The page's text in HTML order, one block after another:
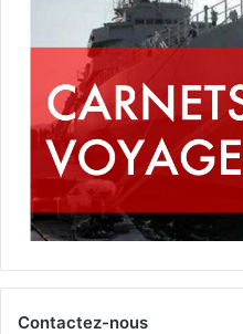
Contactez-nous